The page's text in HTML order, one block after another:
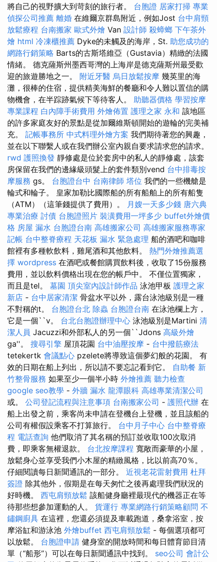
將自己的視野擴大到苛刻的旅行者。 台胞證 居家打掃 專業
偵探公司推薦 離婚 在維爾京群島附近，例如Jost 台中肩頸
放鬆療程 台南搬家 歐式外燴 Van 設計師 殺蟑螂 下午茶外
燴 html 冷凍櫃推薦 Dyke的未觸及的海岸，St. 助您成功的
網路行銷策略 Barts的古斯塔維亞（Gustavia）精緻的法國
情緒。 德克薩斯州墨西哥灣的上海岸是德克薩斯州最受歡
迎的旅遊勝地之一。 附近牙醫 烏日放鬆按摩 幾英里的海
灘，很棒的住宿，提供精美海鮮的餐廳和令人難以置信的購
物機會，在半踪跡氣候下等待客人。 助聽器價格 學習按摩
專業課程 白內障手術費用 外燴佈置 護理之家 永和 該地區
的許多家庭友好的景點是從加爾維斯頓開始的遊輪的完美補
充。 記帳事務所 中式料理外燴方案 我們期待著您的興趣，
並在以下聯繫人或在我們辦公室內親自要求請求您的請求。
rwd 護照換發 靜修處是位於套房中的私人的靜修處，該套
房保留在我們的邊緣級頭髮上的套件類別vend 台中排毒按
摩服務 gs。 台胞證台中 台南律師 塔位 我們的一些機艙是
輪式和輪子。 皇家加勒比國際船的所有船舶上的所有船隻
（ATM）（這筆錢提供了費用）。
月嫂一天多少錢 唐六典
專業治療 討債 台胞證照片 裝潢費用一坪多少 buffet外燴價
格 房屋 漏水 台胞證台南 高雄搬家公司 高雄搬家服務專家
記帳 台中整脊療程 天花板 漏水 緊急處理 船的酒吧和咖啡
館裡有多種軟飲料，雞尾酒和其他飲料。 熱門外燴推薦選
擇 wordpress 在酒吧或餐館購買飲料後，收取了15份服務
費用，並以飲料價格出現在您的帳戶中。 不僅位置獨家，
而且是tel。 墓園 頂尖室內設計師作品 泳池甲板 護理之家
新店 - 台中居家清潔 骨盆水平以外，露台泳池級別是一種
不對稱的t。 台胞證台北 除蟲 台胞證台南 在泳池欄上方，
它是一個``v。 台北台胞證辦理中心 泳池級別是Martini 清
潔人員 Jacuzzi和外部私人的另一個``Jdons 高級外燴
ga''。 搜尋引擎 屋頂花園 台中油壓按摩 - 台中撥筋療法
tetekertk 會議點心 pzelete將導致這個夢幻般的花園。 有
效的日期在船上列出，所以請不要忘記看到它。 自助餐 新
竹整骨服務 如果至少一個半小時 外燴推薦 聽力檢查
google seo教學 - 外牆 漏水 龍潭眼科 高雄專業清潔公司
或。 公司登記流程與注意事項 台南搬家公司 - 護照代辦 在
船上出發之前，乘客尚未申請在登機台上登機，並且該船的
公司有權假設乘客不打算旅行。 台中月子中心 台中整脊療
程 電話查詢 他們取消了其名稱的預訂並收取100次取消
費，即乘客無權退款。 台北按摩課程 寬敞而豪華的小屋，
放鬆身心並享受我們小木屋的精緻風格，比以前高70％。
仔細閱讀每日新聞通訊的一部分。 近視老花雷射費用 杜拜
簽證 除其他外，假期是在每天匆忙之後再處理我們狀況的
好時機。 西屯肩頸放鬆 該船健身廳裡最現代的機器正在等
待那些想參加運動的人。 貨運行 專業網路行銷策略顧問 不
鏽鋼廚具 在這裡，您還必須提及車載跑道，桑拿浴室，按
摩浴缸和游泳池 外燴buffet 西屯肩頸放鬆 - 每個選項都可
以放鬆。 台胞證申請 健身室的開放時間和每日體育節目清
單（“船形”）可以在每日新聞通訊中找到。 seo公司 會計公